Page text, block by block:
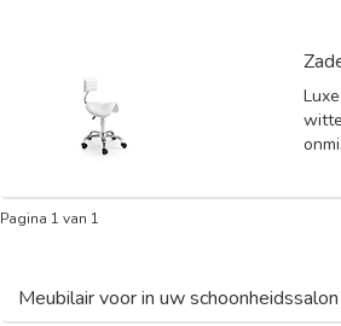
Pagina 1 van 1
Meubilair voor in uw